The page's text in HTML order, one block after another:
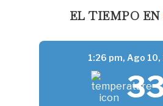
EL TIEMPO EN
1:26 pm, Ago 10,